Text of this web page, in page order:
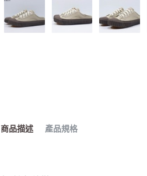
商品描述 產品規格